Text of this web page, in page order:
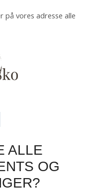
på vores adresse alle
ALLE
OG